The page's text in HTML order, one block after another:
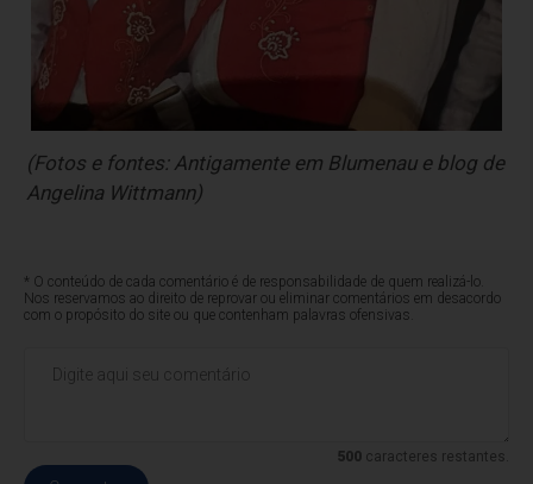
(Fotos e fontes: Antigamente em Blumenau e blog de
Angelina Wittmann)
* O conteúdo de cada comentário é de responsabilidade de quem realizá-lo.
Nos reservamos ao direito de reprovar ou eliminar comentários em desacordo
com o propósito do site ou que contenham palavras ofensivas.
500caracteres restantes.